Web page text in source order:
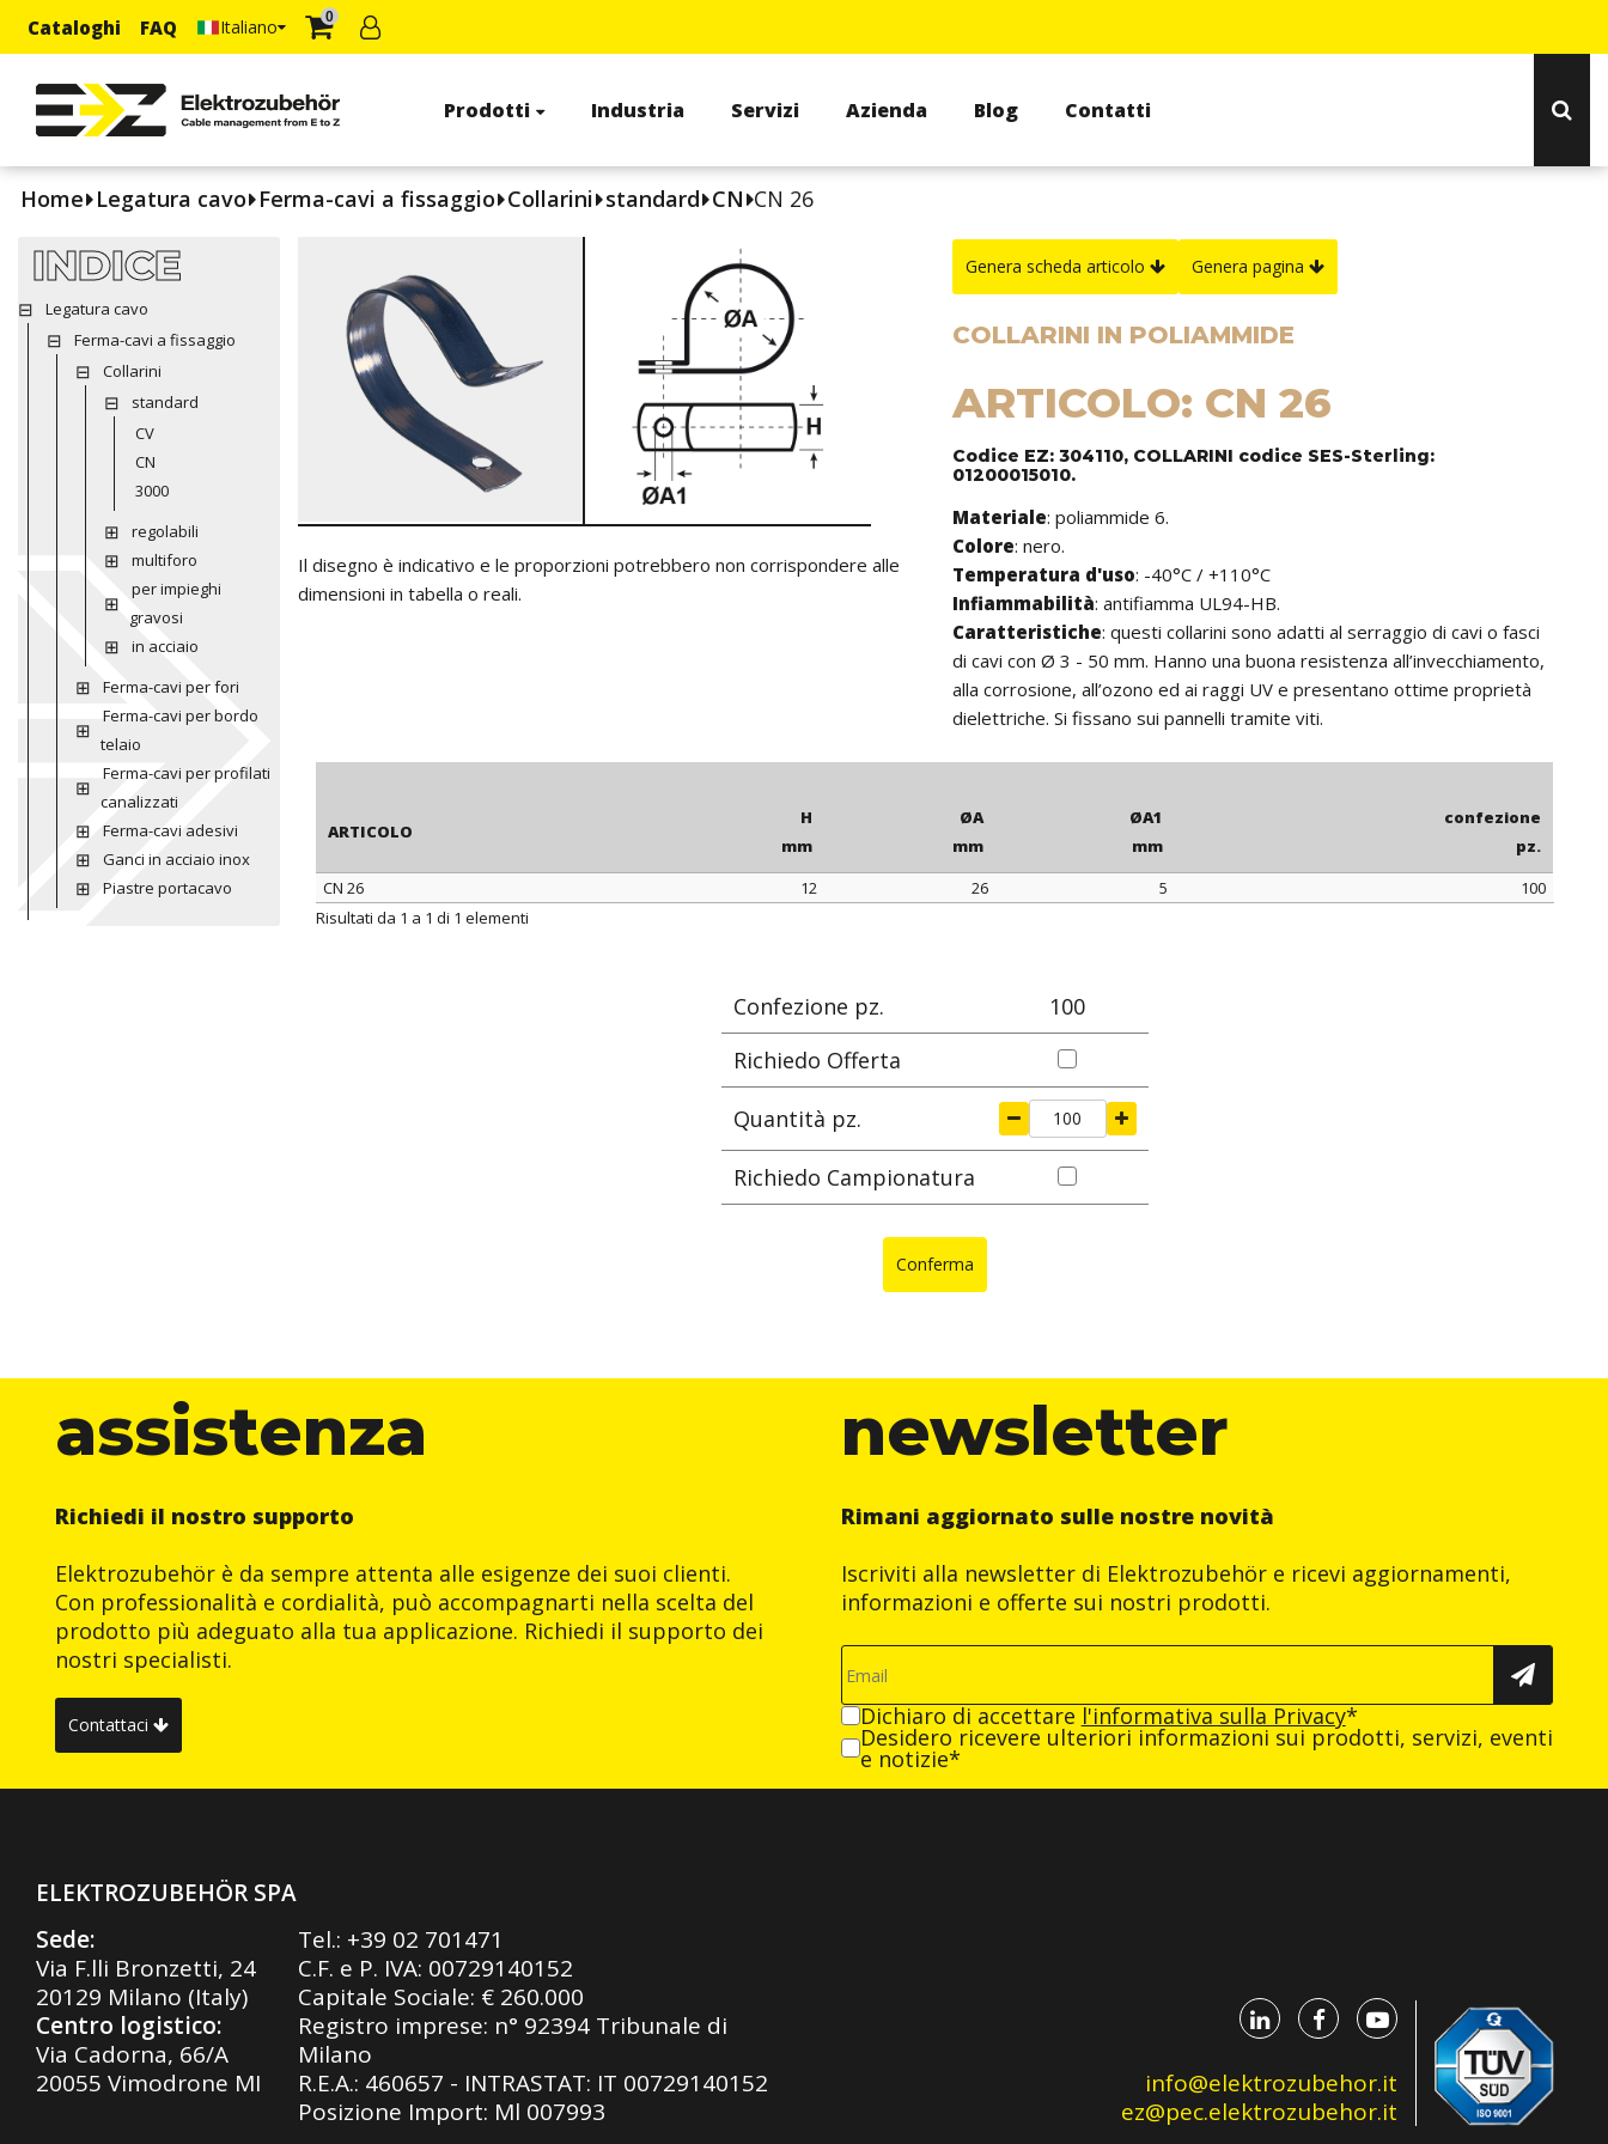
Cataloghi FAQ Italiano 0
Prodotti Industria Servizi Azienda Blog Contatti
Home Legatura cavo Ferma-cavi a fissaggio Collarini standard CN CN 26
INDICE
Legatura cavo
Ferma-cavi a fissaggio
Collarini
standard
CV
CN
3000
regolabili
multiforo
per impieghi
gravosi
in acciaio
Ferma-cavi per fori
Ferma-cavi per bordo
telaio
Ferma-cavi per profilati
canalizzati
Ferma-cavi adesivi
Ganci in acciaio inox
Piastre portacavo
Il disegno è indicativo e le proporzioni potrebbero non corrispondere alle
dimensioni in tabella o reali.
Genera scheda articolo Genera pagina
COLLARINI IN POLIAMMIDE
ARTICOLO: CN 26
Codice EZ: 304110, COLLARINI codice SES-Sterling:
01200015010.
Materiale: poliammide 6.
Colore: nero.
Temperatura d'uso: -40°C / +110°C
Infiammabilità: antifiamma UL94-HB.
Caratteristiche: questi collarini sono adatti al serraggio di cavi o fasci
di cavi con Ø 3 - 50 mm. Hanno una buona resistenza all’invecchiamento,
alla corrosione, all’ozono ed ai raggi UV e presentano ottime proprietà
dielettriche. Si fissano sui pannelli tramite viti.
ARTICOLO
H
mm
ØA
mm
ØA1
mm
confezione
pz.
ARTICOLO
CN 26 12 26 5
100
Risultati da 1 a 1 di 1 elementi
Confezione pz.
100
Richiedo Offerta
Quantità pz.
Richiedo Campionatura
Conferma
assistenza
Richiedi il nostro supporto
Elektrozubehör è da sempre attenta alle esigenze dei suoi clienti.
Con professionalità e cordialità, può accompagnarti nella scelta del
prodotto più adeguato alla tua applicazione. Richiedi il supporto dei
nostri specialisti.
Contattaci
newsletter
Rimani aggiornato sulle nostre novità
Iscriviti alla newsletter di Elektrozubehör e ricevi aggiornamenti,
informazioni e offerte sui nostri prodotti.
Dichiaro di accettare l'informativa sulla Privacy*
Desidero ricevere ulteriori informazioni sui prodotti, servizi, eventi
e notizie*
ELEKTROZUBEHÖR SPA
Sede:
Via F.lli Bronzetti, 24
20129 Milano (Italy)
Centro logistico:
Via Cadorna, 66/A
20055 Vimodrone MI
info@elektrozubehor.it
ez@pec.elektrozubehor.it
Tel.: +39 02 701471
C.F. e P. IVA: 00729140152
Capitale Sociale: € 260.000
Registro imprese: n° 92394 Tribunale di
Milano
R.E.A.: 460657 - INTRASTAT: IT 00729140152
Posizione Import: Ml 007993